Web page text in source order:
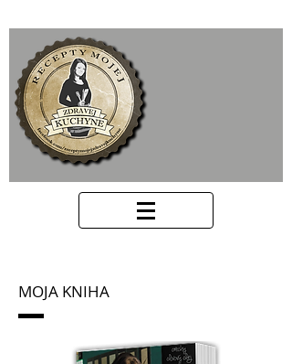
MOJA KNIHA